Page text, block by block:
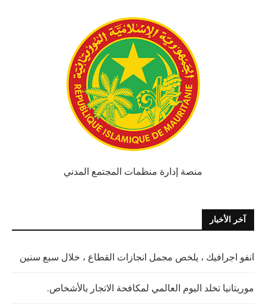
منصة إدارة منظمات المجتمع المدني
آخر الأخبار
انفو اجرافيك ، يلخص مجمل انجازات القطاع ، خلال سبع سنين
موريتانيا تخلد اليوم العالمي لمكافحة الاتجار بالأشخاص.